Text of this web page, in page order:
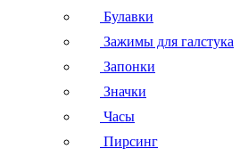
Булавки
Зажимы для галстука
Запонки
Значки
Часы
Пирсинг